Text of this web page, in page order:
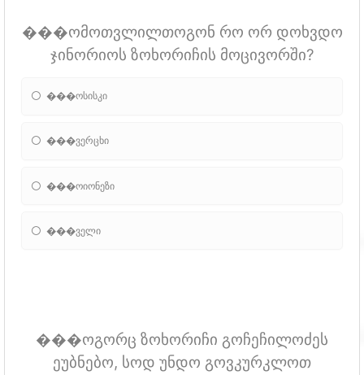
���ომოთვლილთოგონ რო ორ დოხვდო
ჯინორიოს ზოხორიჩის მოცივორში?
���ოსისკი
���ვერცხი
���ოიონეზი
���ველი
���ოგორც ზოხორიჩი გოჩეჩილოძეს
ეუბნებო, სოდ უნდო გოვკურკლოთ